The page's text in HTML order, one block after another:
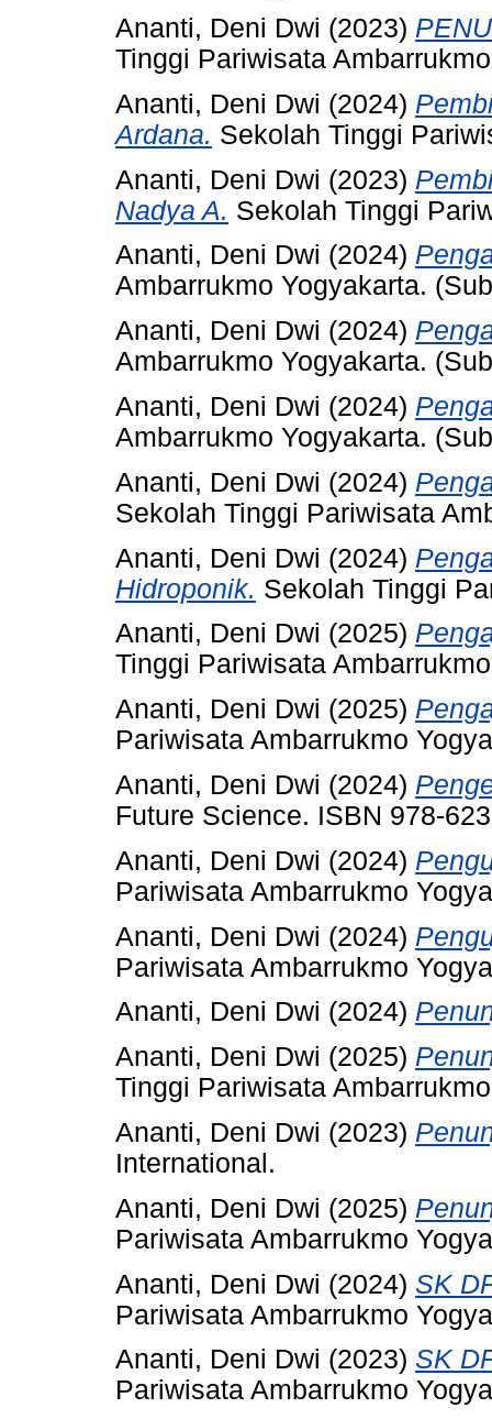
Ananti, Deni Dwi (2023)
Tinggi Pariwisata
Ananti, Deni Dwi (2024)
Ardana. Sekolah Tinggi
Ananti, Deni Dwi (2023)
Nadya A. Sekolah Tinggi
Ananti, Deni Dwi (2024)
Ambarrukmo Yogyakarta.
Ananti, Deni Dwi (2024)
Ambarrukmo Yogyakarta.
Ananti, Deni Dwi (2024)
Ambarrukmo Yogyakarta.
Ananti, Deni Dwi (2024)
Sekolah Tinggi Pariwisata
Ananti, Deni Dwi (2024)
Hidroponik. Sekolah Tinggi
Ananti, Deni Dwi (2025)
Tinggi Pariwisata
Ananti, Deni Dwi (2025)
Pariwisata Ambarrukmo
Ananti, Deni Dwi (2024)
Future Science. ISBN 978-
Ananti, Deni Dwi (2024)
Pariwisata Ambarrukmo
Ananti, Deni Dwi (2024)
Pariwisata Ambarrukmo
Ananti, Deni Dwi (2024)
Ananti, Deni Dwi (2025)
Tinggi Pariwisata
Ananti, Deni Dwi (2023)
International.
Ananti, Deni Dwi (2025)
Pariwisata Ambarrukmo
Ananti, Deni Dwi (2024) SK
Pariwisata Ambarrukmo
Ananti, Deni Dwi (2023) SK
Pariwisata Ambarrukmo